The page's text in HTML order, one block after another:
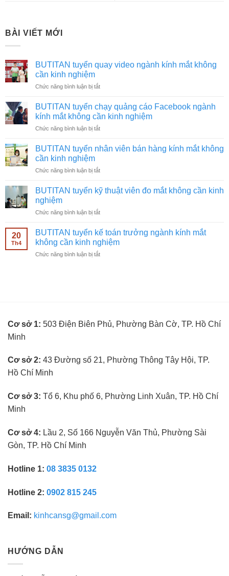
BÀI VIẾT MỚI
BUTITAN tuyển quay video ngành kính mắt không
cần kinh nghiệm
Chức năng bình luận bị tắtở
tuyển
quay
video
ngành
mắt
kinh
BUTITAN tuyển chạy quảng cáo Facebook ngành
kính mắt không cần kinh nghiệm
Chức năng bình luận bị tắtở
tuyển
cáo
ngành
không
kinh
nghiệm
BUTITAN tuyển nhân viên bán hàng kính mắt không
cần kinh nghiệm
Chức năng bình luận bị tắtở
tuyển
nhân
bán
kính
mắt
không
cần
BUTITAN tuyển kỹ thuật viên đo mắt không cần kinh
nghiệm
Chức năng bình luận bị tắtở
tuyển
kỹ
thuật
viên
20
Th4
BUTITAN tuyển kế toán trưởng ngành kính mắt
không cần kinh nghiệm
Chức năng bình luận bị tắtở
mắt
nghiệm
Cơ sở 1: 503 Điện Biên Phủ, Phường Bàn Cờ, TP. Hồ Chí
Minh
Cơ sở 2: 43 Đường số 21, Phường Thông Tây Hội, TP.
Hồ Chí Minh
Cơ sở 3: Tổ 6, Khu phố 6, Phường Linh Xuân, TP. Hồ Chí
Minh
Cơ sở 4: Lầu 2, Số 166 Nguyễn Văn Thủ, Phường Sài
Gòn, TP. Hồ Chí Minh
Hotline 1: 08 3835 0132
Hotline 2: 0902 815 245
Email: kinhcansg@gmail.com
HƯỚNG DẪN